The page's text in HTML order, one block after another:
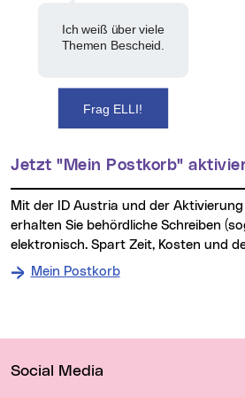
Ich weiß über viele
Themen Bescheid.
Frag ELLI!
Jetzt "Mein Postkorb"
Mit der ID Austria und der Aktivierung von “Mein Postkorb”
erhalten Sie behördliche Schreiben
elektronisch. Spart Zeit, Kosten und
Mein Postkorb
Social Media